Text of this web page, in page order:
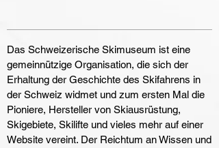
Das Schweizerische Skimuseum ist eine
gemeinnützige Organisation, die sich der
Erhaltung der Geschichte des Skifahrens in
der Schweiz widmet und zum ersten Mal die
Pioniere, Hersteller von Skiausrüstung,
Skigebiete, Skilifte und vieles mehr auf einer
Website vereint. Der Reichtum an Wissen und